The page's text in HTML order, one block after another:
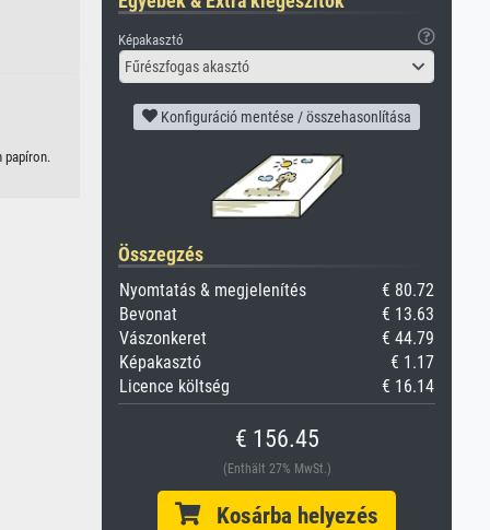
papíron.
Képakasztó
Fűrészfogas akasztó
Konfiguráció mentése / összehasonlítása
Összegzés
Nyomtatás & megjelenítés
€ 80.72
Bevonat
€ 13.63
Vászonkeret
€ 44.79
Képakasztó
€ 1.17
Licence költség
€ 16.14
€ 156.45
(Enthält 27% MwSt.)
Kosárba helyezés